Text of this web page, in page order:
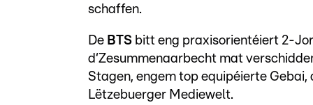
schaffen.
De BTS bitt eng praxisorientéiert 2-
d‘Zesummenaarbecht mat
Stagen, engem top equipéierte
Lëtzebuerger Mediewelt.